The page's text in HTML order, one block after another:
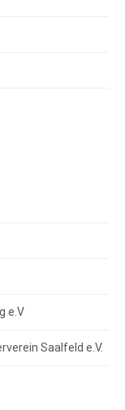
e.V
Saalfeld e.V.